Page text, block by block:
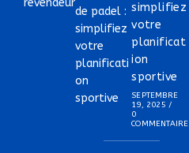
simplifiez
votre
planificat
ion
sportive
SEPTEMBRE
19, 2025 /
0
COMMENTAIRE